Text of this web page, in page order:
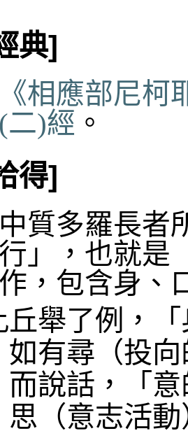
典]
相應部尼柯
二)經 。
得]
質多羅長者
」，也就是
，包含身、
丘舉了例，
如有尋（投
而說話，「
思（意志活